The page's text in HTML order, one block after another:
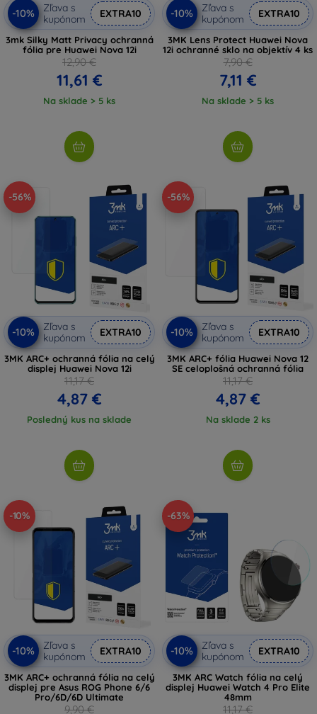
-10%
Zľava s
kupónom
EXTRA10
3mk Silky Matt Privacy ochranná
fólia pre Huawei Nova 12i
12,90 €
11,61 €
Na sklade > 5 ks
-10%
Zľava s
kupónom
EXTRA10
3MK Lens Protect Huawei Nova
12i ochranné sklo na objektív 4 ks
7,90 €
7,11 €
Na sklade > 5 ks
-56%
-10%
Zľava s
kupónom
EXTRA10
3MK ARC+ ochranná fólia na celý
displej Huawei Nova 12i
11,17 €
4,87 €
Posledný kus na sklade
-56%
-10%
Zľava s
kupónom
EXTRA10
3MK ARC+ fólia Huawei Nova 12
SE celoplošná ochranná fólia
11,17 €
4,87 €
Na sklade 2 ks
-10%
-10%
Zľava s
kupónom
EXTRA10
3MK ARC+ ochranná fólia na celý
displej pre Asus ROG Phone 6/6
Pro/6D/6D Ultimate
9,90 €
-63%
-10%
Zľava s
kupónom
EXTRA10
3MK ARC Watch fólia na celý
displej Huawei Watch 4 Pro Elite
48mm
11,17 €